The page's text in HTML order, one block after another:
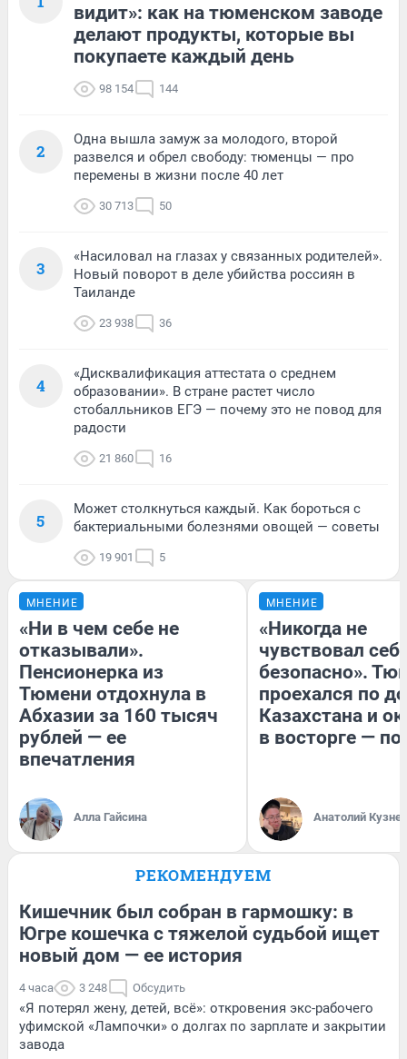
видит»: как на тюменском заводе
делают продукты, которые вы
покупаете каждый день
98 154 144
2
Одна вышла замуж за молодого, второй
развелся и обрел свободу: тюменцы — про
перемены в жизни после 40 лет
30 713 50
3
«Насиловал на глазах у связанных родителей».
Новый поворот в деле убийства россиян в
Таиланде
23 938 36
4
«Дисквалификация аттестата о среднем
образовании». В стране растет число
стобалльников ЕГЭ — почему это не повод для
радости
21 860 16
5
Может столкнуться каждый. Как бороться с
бактериальными болезнями овощей — советы
19 901 5
МНЕНИЕ
«Ни в чем себе не
отказывали».
Пенсионерка из
Тюмени отдохнула в
Абхазии за 160 тысяч
рублей — ее
впечатления
Алла Гайсина
МНЕНИЕ
«Никогда не
чувствовал
безопасно».
проехался по
Казахстана и
в восторге —
Анатолий
РЕКОМЕНДУЕМ
Кишечник был собран в гармошку: в
Югре кошечка с тяжелой судьбой ищет
новый дом — ее история
4 часа 3 248 Обсудить
«Я потерял жену, детей, всё»: откровения экс-рабочего
уфимской «Лампочки» о долгах по зарплате и закрытии
завода